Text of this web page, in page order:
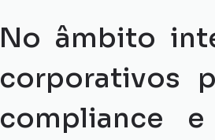
No âmbito
corporativos
compliance